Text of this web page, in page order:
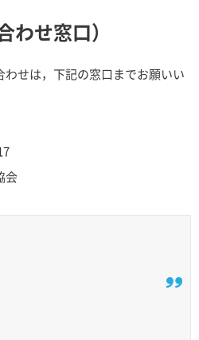
せ窓口）
せは，下記の窓口までお願いい
会